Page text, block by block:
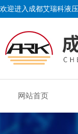
欢迎进入成都艾瑞科液
网站首页